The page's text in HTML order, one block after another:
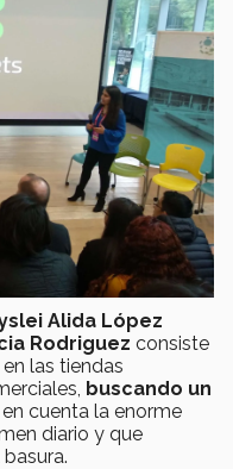
Alida López
Rodriguez consiste
en las tiendas
buscando un
cuenta la enorme
diario y que